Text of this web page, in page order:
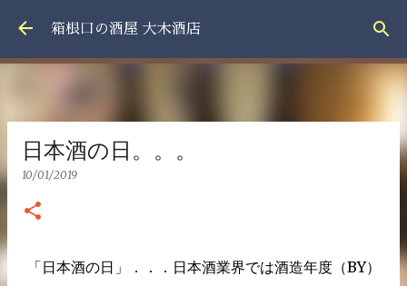
スキップしてメイン コンテンツに移動
箱根口の酒屋 大木酒店
日本酒の日。。。
10/01/2019
「日本酒の日」．．．日本酒業界では酒造年度（BY）